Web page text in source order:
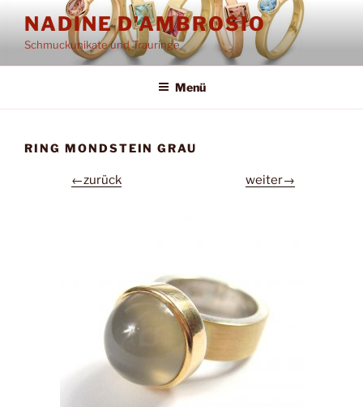
Inhalt
springen
NADINE D'AMBROSIO
Schmuckunikate und Trauringe
Menü
RING MONDSTEIN GRAU
←zurück weiter→